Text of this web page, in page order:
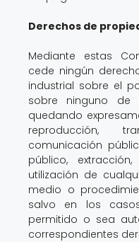
Derechos de
Mediante estas
cede ningún
industrial sobre el
sobre ninguno de
quedando
reproducción,
comunicación
público,
utilización de
medio o
salvo en los
permitido o sea
correspondientes